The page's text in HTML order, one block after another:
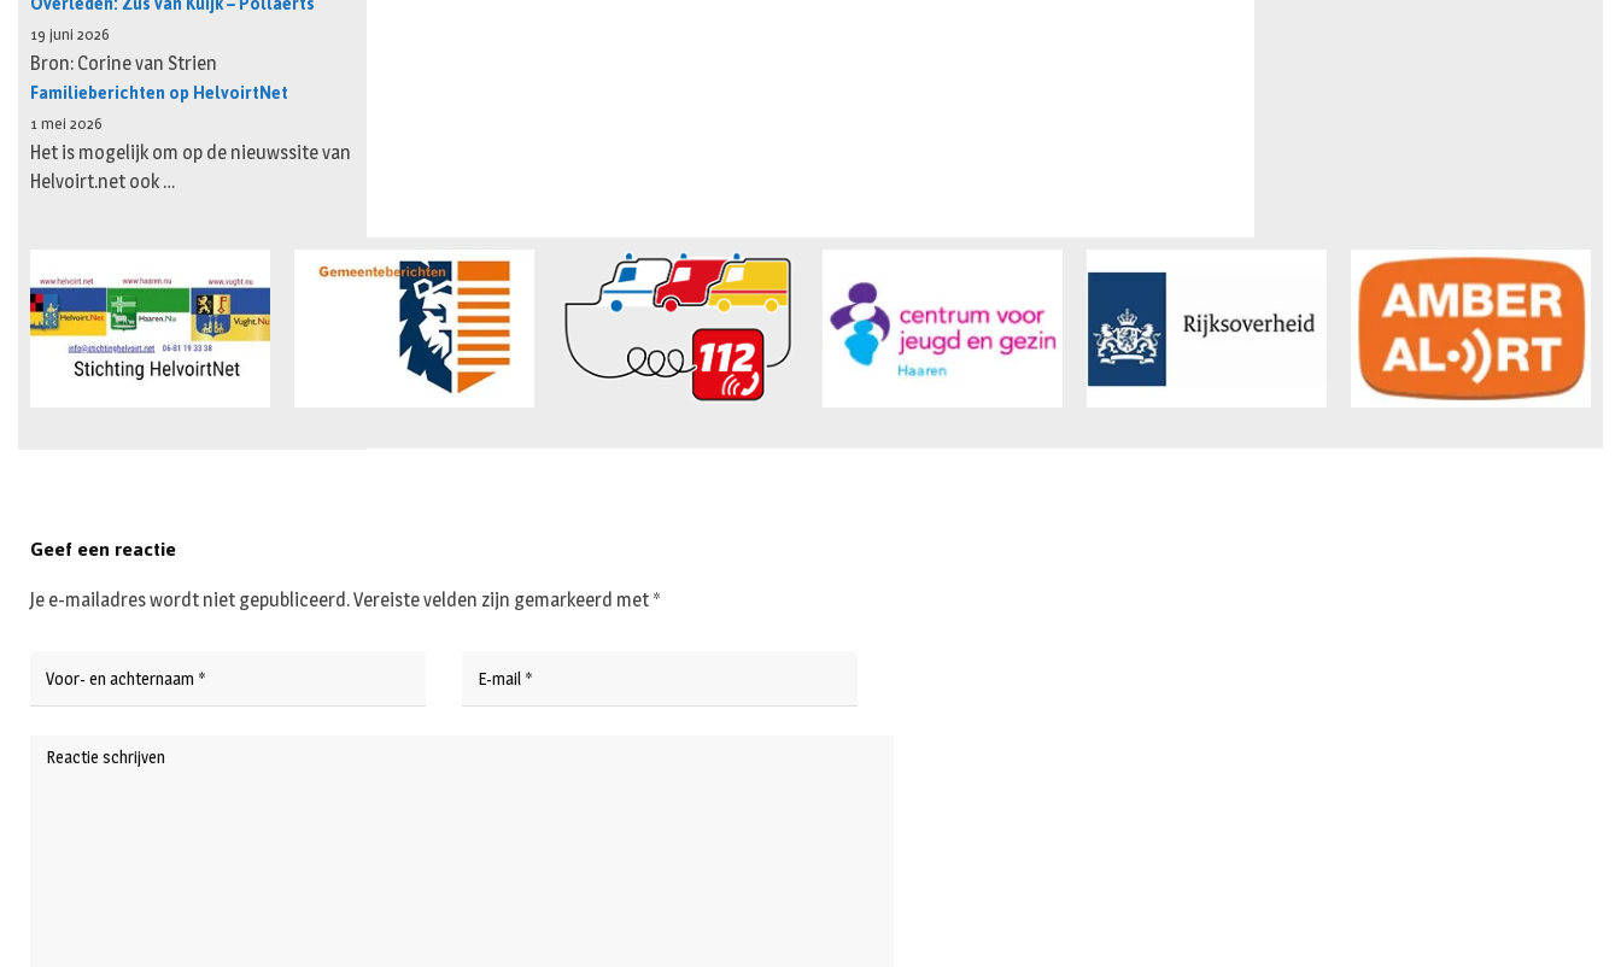
19 juni 2026
Bron: Corine van Strien
Familieberichten op HelvoirtNet
1 mei 2026
Het is mogelijk om op de nieuwssite van
Helvoirt.net ook …
Geef een reactie
Je e-mailadres wordt niet gepubliceerd.Vereiste velden zijn gemarkeerd met *